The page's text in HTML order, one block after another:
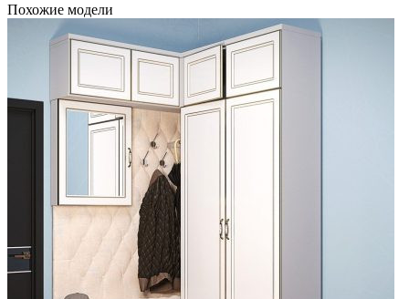
Похожие модели